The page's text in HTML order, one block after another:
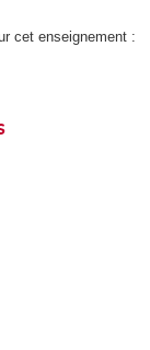
cet enseignement :